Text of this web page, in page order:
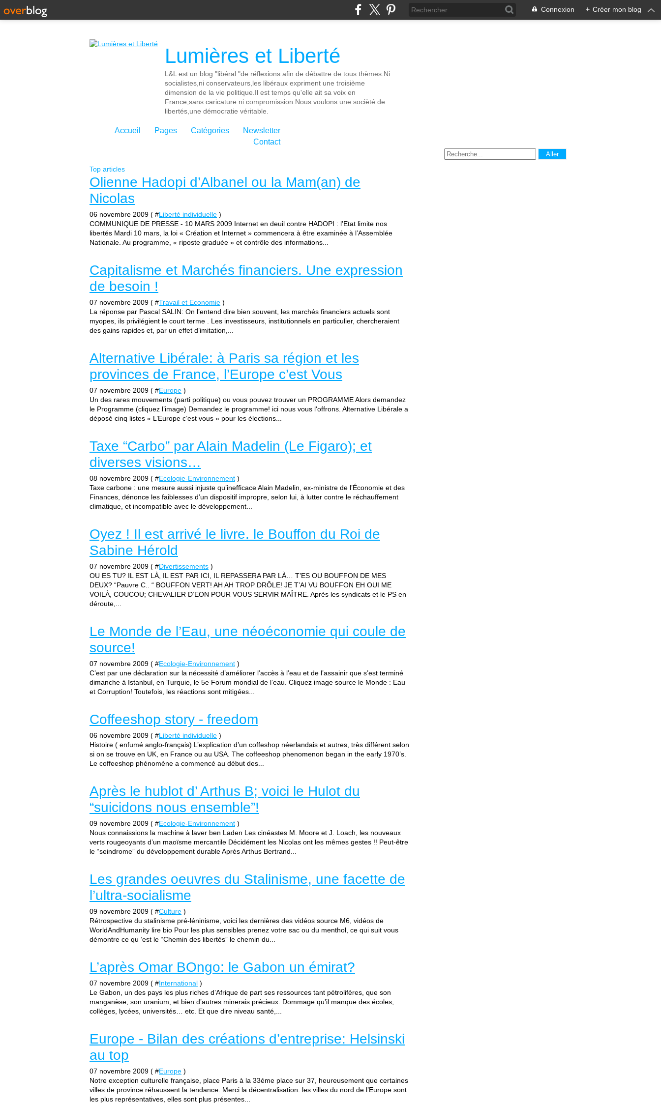
Connexion + Créer mon blog
Lumières et Liberté
L&L est un blog "libéral "de réflexions afin de débattre de tous thèmes.Ni
socialistes,ni conservateurs,les libéraux expriment une troisième
dimension de la vie politique.Il est temps qu'elle ait sa voix en
France,sans caricature ni compromission.Nous voulons une socièté de
libertés,une démocratie véritable.
Accueil Pages Catégories
Newsletter
Contact
Top articles
Olienne Hadopi d’Albanel ou la Mam(an) de
Nicolas
06 novembre 2009 ( #Liberté individuelle )
COMMUNIQUE DE PRESSE - 10 MARS 2009 Internet en deuil contre HADOPI : l’Etat limite nos
libertés Mardi 10 mars, la loi « Création et Internet » commencera à être examinée à l’Assemblée
Nationale. Au programme, « riposte graduée » et contrôle des informations...
Capitalisme et Marchés financiers. Une expression
de besoin !
07 novembre 2009 ( #Travail et Economie )
La réponse par Pascal SALIN: On l’entend dire bien souvent, les marchés financiers actuels sont
myopes, ils privilégient le court terme . Les investisseurs, institutionnels en particulier, chercheraient
des gains rapides et, par un effet d’imitation,...
Alternative Libérale: à Paris sa région et les
provinces de France, l’Europe c’est Vous
07 novembre 2009 ( #Europe )
Un des rares mouvements (parti politique) ou vous pouvez trouver un PROGRAMME Alors demandez
le Programme (cliquez l’image) Demandez le programme! ici nous vous l'offrons. Alternative Libérale a
déposé cinq listes « L’Europe c’est vous » pour les élections...
Taxe “Carbo” par Alain Madelin (Le Figaro); et
diverses visions…
08 novembre 2009 ( #Ecologie-Environnement )
Taxe carbone : une mesure aussi injuste qu’inefficace Alain Madelin, ex-ministre de l’Économie et des
Finances, dénonce les faiblesses d’un dispositif impropre, selon lui, à lutter contre le réchauffement
climatique, et incompatible avec le développement...
Oyez ! Il est arrivé le livre. le Bouffon du Roi de
Sabine Hérold
07 novembre 2009 ( #Divertissements )
OU ES TU? IL EST LÀ, IL EST PAR ICI, IL REPASSERA PAR LÀ… T’ES OU BOUFFON DE MES
DEUX? “Pauvre C.. “ BOUFFON VERT! AH AH TROP DRÔLE! JE T’AI VU BOUFFON EH OUI ME
VOILÀ, COUCOU; CHEVALIER D’EON POUR VOUS SERVIR MAÎTRE. Après les syndicats et le PS en
déroute,...
Le Monde de l’Eau, une néoéconomie qui coule de
source!
07 novembre 2009 ( #Ecologie-Environnement )
C’est par une déclaration sur la nécessité d’améliorer l’accès à l’eau et de l’assainir que s’est terminé
dimanche à Istanbul, en Turquie, le 5e Forum mondial de l’eau. Cliquez image source le Monde : Eau
et Corruption! Toutefois, les réactions sont mitigées...
Coffeeshop story - freedom
06 novembre 2009 ( #Liberté individuelle )
Histoire ( enfumé anglo-français) L’explication d’un coffeshop néerlandais et autres, très différent selon
si on se trouve en UK, en France ou au USA. The coffeeshop phenomenon began in the early 1970’s.
Le coffeeshop phénomène a commencé au début des...
Après le hublot d’ Arthus B; voici le Hulot du
“suicidons nous ensemble”!
09 novembre 2009 ( #Ecologie-Environnement )
Nous connaissions la machine à laver ben Laden Les cinéastes M. Moore et J. Loach, les nouveaux
verts rougeoyants d’un maoïsme mercantile Décidément les Nicolas ont les mêmes gestes !! Peut-être
le “seindrome” du développement durable Après Arthus Bertrand...
Les grandes oeuvres du Stalinisme, une facette de
l’ultra-socialisme
09 novembre 2009 ( #Culture )
Rétrospective du stalinisme pré-léninisme, voici les dernières des vidéos source M6, vidéos de
WorldAndHumanity lire bio Pour les plus sensibles prenez votre sac ou du menthol, ce qui suit vous
démontre ce qu ‘est le “Chemin des libertés” le chemin du...
L’après Omar BOngo: le Gabon un émirat?
07 novembre 2009 ( #International )
Le Gabon, un des pays les plus riches d’Afrique de part ses ressources tant pétrolifères, que son
manganèse, son uranium, et bien d’autres minerais précieux. Dommage qu’il manque des écoles,
collèges, lycées, universités… etc. Et que dire niveau santé,...
Europe - Bilan des créations d’entreprise: Helsinski
au top
07 novembre 2009 ( #Europe )
Notre exception culturelle française, place Paris à la 33éme place sur 37, heureusement que certaines
villes de province réhaussent la tendance. Merci la décentralisation. les villes du nord de l’Europe sont
les plus représentatives, elles sont plus présentes...